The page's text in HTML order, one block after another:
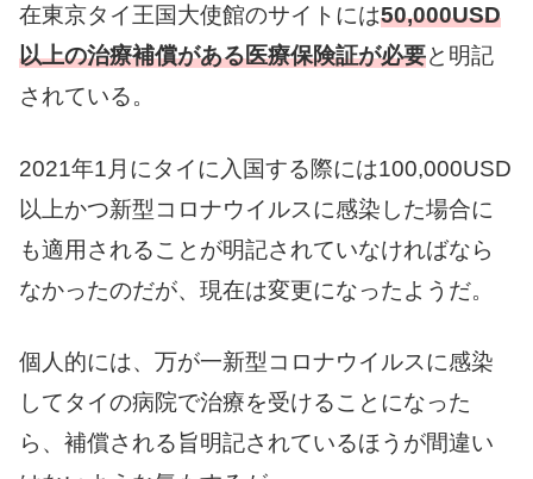
在東京タイ王国大使館のサイトには50,000USD
以上の治療補償がある医療保険証が必要と明記
されている。
2021年1月にタイに入国する際には100,000USD
以上かつ新型コロナウイルスに感染した場合に
も適用されることが明記されていなければなら
なかったのだが、現在は変更になったようだ。
個人的には、万が一新型コロナウイルスに感染
してタイの病院で治療を受けることになった
ら、補償される旨明記されているほうが間違い